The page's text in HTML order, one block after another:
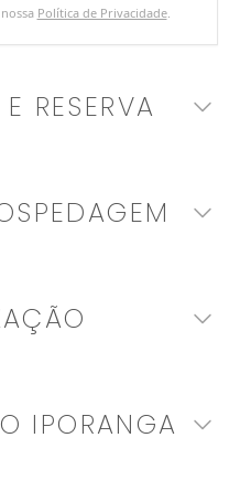
Política de Privacidade.
RESERVA
IPORANGA